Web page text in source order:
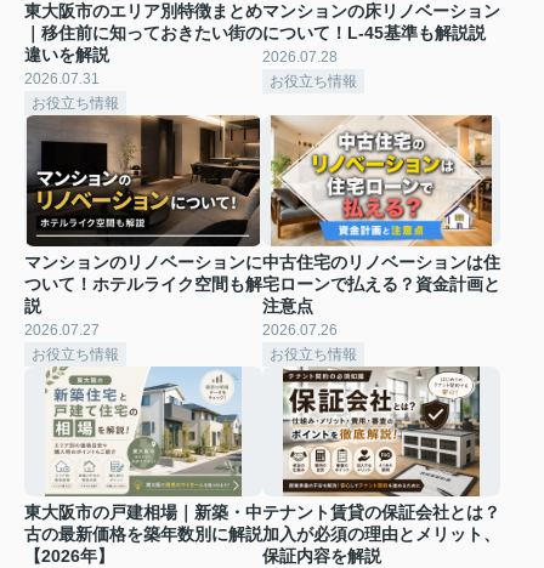
東大阪市のエリア別特徴まとめ
｜移住前に知っておきたい街の
違いを解説
2026.07.31
お役立ち情報
マンションの床リノベーション
について！L-45基準も解説説
2026.07.28
お役立ち情報
マンションのリノベーションに
ついて！ホテルライク空間も解
説
2026.07.27
お役立ち情報
中古住宅のリノベーションは住
宅ローンで払える？資金計画と
注意点
2026.07.26
お役立ち情報
東大阪市の戸建相場｜新築・中
古の最新価格を築年数別に解説
【2026年】
テナント賃貸の保証会社とは？
加入が必須の理由とメリット、
保証内容を解説